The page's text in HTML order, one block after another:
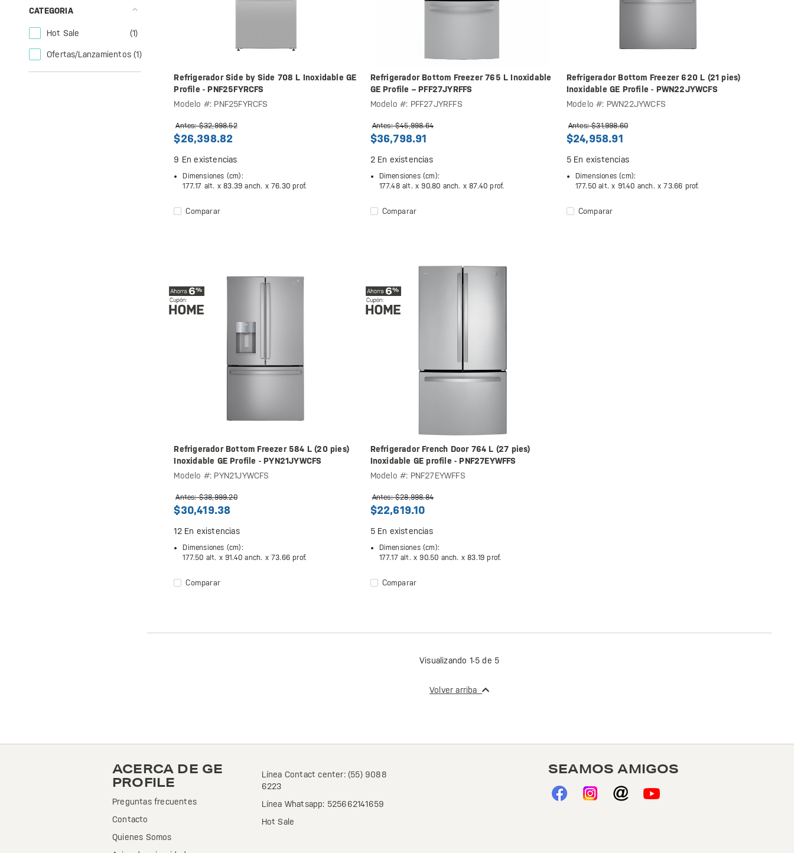
CATEGORIA
Hot Sale (1)
Ofertas/Lanzamientos(1)
Refrigerador Side by Side 708 L Inoxidable GE
Profile - PNF25FYRCFS
Modelo #: PNF25FYRCFS
Antes: $32,998.52
$26,398.82
9 En existencias
Dimensiones (cm):
177.17 alt. x83.39 anch. x 76.30 prof.
Comparar
Refrigerador Bottom Freezer 765 L Inoxidable
GE Profile – PFF27JYRFFS
Modelo #: PFF27JYRFFS
Antes: $45,998.64
$36,798.91
2 En existencias
Dimensiones (cm):
177.48 alt. x90.80 anch. x87.40 prof.
Comparar
Refrigerador Bottom Freezer 620 L (21 pies)
Inoxidable GE Profile - PWN22JYWCFS
Modelo #: PWN22JYWCFS
Antes: $31,998.60
$24,958.91
5 En existencias
Dimensiones (cm):
177.50 alt. x 91.40 anch. x73.66 prof.
Comparar
Refrigerador Bottom Freezer 584 L (20 pies)
Inoxidable GE Profile - PYN21JYWCFS
Modelo #: PYN21JYWCFS
Antes: $38,999.20
$30,419.38
12 En existencias
Dimensiones (cm):
177.50 alt. x91.40 anch. x 73.66 prof.
Comparar
Refrigerador French Door 764 L (27 pies)
Inoxidable GE profile - PNF27EYWFFS
Modelo #: PNF27EYWFFS
Antes: $28,998.84
$22,619.10
5 En existencias
Dimensiones (cm):
177.17 alt. x90.50 anch. x83.19 prof.
Comparar
Visualizando 1-5 de 5
Volver arriba
ACERCA DE GE
PROFILE
Preguntas frecuentes
Contacto
Quienes Somos
Línea Contact center: (55) 9088
6223
Línea Whatsapp: 525662141659
Hot Sale
SEAMOS AMIGOS